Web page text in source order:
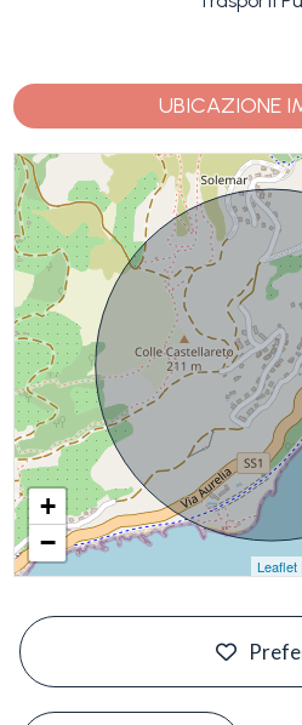
UBICAZIONE
+
−
Leaflet